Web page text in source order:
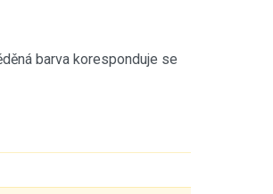
barva koresponduje se